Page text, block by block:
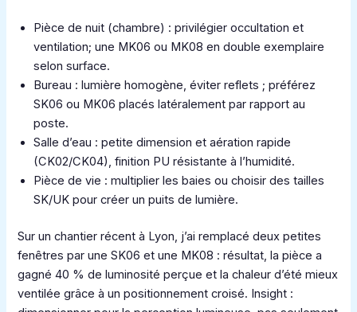
Pièce de nuit (chambre) : privilégier occultation et
ventilation; une MK06 ou MK08 en double exemplaire
selon surface.
Bureau : lumière homogène, éviter reflets ; préférez
SK06 ou MK06 placés latéralement par rapport au
poste.
Salle d’eau : petite dimension et aération rapide
(CK02/CK04), finition PU résistante à l’humidité.
Pièce de vie : multiplier les baies ou choisir des tailles
SK/UK pour créer un puits de lumière.
Sur un chantier récent à Lyon, j’ai remplacé deux petites
fenêtres par une SK06 et une MK08 : résultat, la pièce a
gagné 40 % de luminosité perçue et la chaleur d’été mieux
ventilée grâce à un positionnement croisé. Insight :